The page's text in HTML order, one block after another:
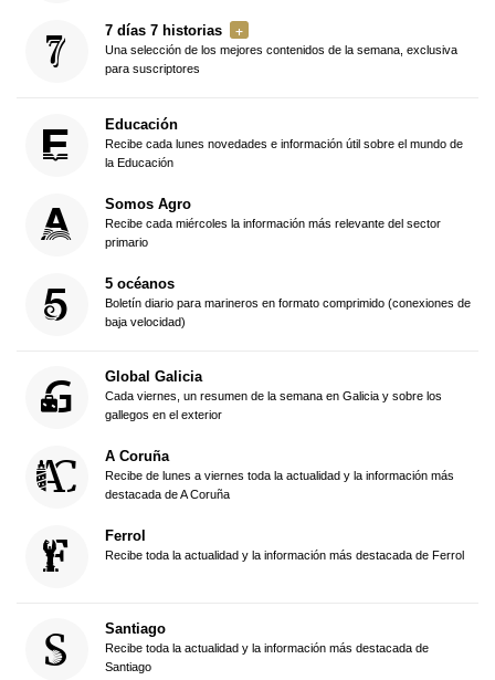
7 días 7 historias
Una selección de los mejores contenidos de la semana, exclusiva
para suscriptores
Educación
Recibe cada lunes novedades e información útil sobre el mundo de
la Educación
Somos Agro
Recibe cada miércoles la información más relevante del sector
primario
5 océanos
Boletín diario para marineros en formato comprimido (conexiones de
baja velocidad)
Global Galicia
Cada viernes, un resumen de la semana en Galicia y sobre los
gallegos en el exterior
A Coruña
Recibe de lunes a viernes toda la actualidad y la información más
destacada de A Coruña
Ferrol
Recibe toda la actualidad y la información más destacada de Ferrol
Santiago
Recibe toda la actualidad y la información más destacada de
Santiago